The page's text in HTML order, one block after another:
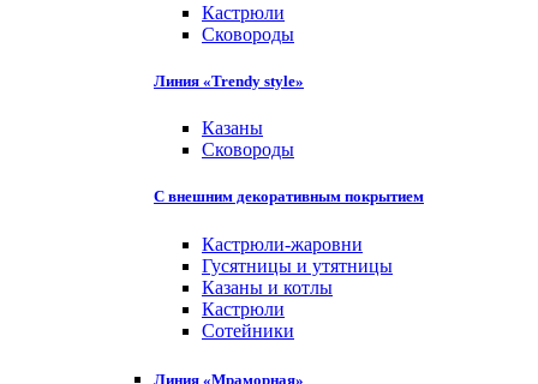
Кастрюли
Сковороды
Линия «Trendy style»
Казаны
Сковороды
С внешним декоративным покрытием
Кастрюли-жаровни
Гусятницы и утятницы
Казаны и котлы
Кастрюли
Сотейники
Линия «Мраморная»